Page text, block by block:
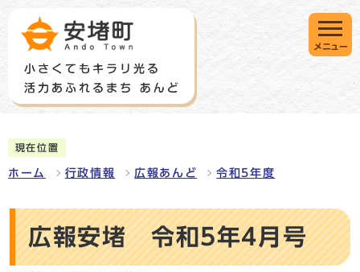
メニュー
現在位置
ホーム 行政情報 広報あんど 令和5年度
広報安堵 令和5年4月号